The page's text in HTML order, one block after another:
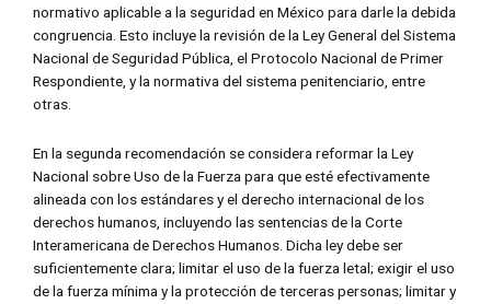
normativo aplicable a la seguridad en México para darle la debida
congruencia. Esto incluye la revisión de la Ley General del Sistema
Nacional de Seguridad Pública, el Protocolo Nacional de Primer
Respondiente, y la normativa del sistema penitenciario, entre
otras.
En la segunda recomendación se considera reformar la Ley
Nacional sobre Uso de la Fuerza para que esté efectivamente
alineada con los estándares y el derecho internacional de los
derechos humanos, incluyendo las sentencias de la Corte
Interamericana de Derechos Humanos. Dicha ley debe ser
suficientemente clara; limitar el uso de la fuerza letal; exigir el uso
de la fuerza mínima y la protección de terceras personas; limitar y